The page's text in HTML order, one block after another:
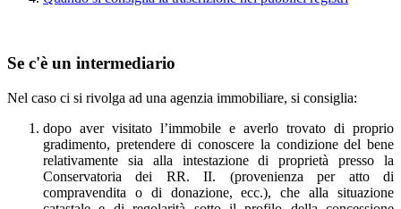
Se c'è un intermediario
Nel caso ci si rivolga ad una agenzia immobiliare, si consiglia:
dopo aver visitato l’immobile e averlo trovato di proprio
gradimento, pretendere di conoscere la condizione del bene
relativamente sia alla intestazione di proprietà presso la
Conservatoria dei RR. II. (provenienza per atto di
compravendita o di donazione, ecc.), che alla situazione